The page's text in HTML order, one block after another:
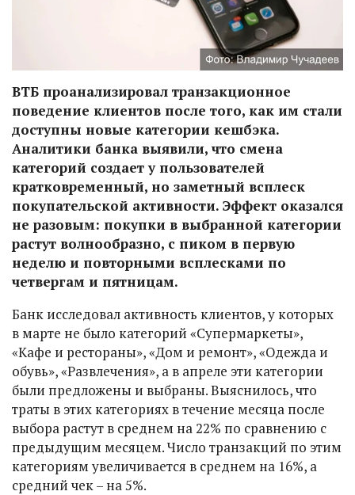
ВТБ проанализировал транзакционное
поведение клиентов после того, как им стали
доступны новые категории кешбэка.
Аналитики банка выявили, что смена
категорий создает у пользователей
кратковременный, но заметный всплеск
покупательской активности. Эффект оказался
не разовым: покупки в выбранной категории
растут волнообразно, с пиком в первую
неделю и повторными всплесками по
четвергам и пятницам.
Банк исследовал активность клиентов, у которых
в марте не было категорий «Супермаркеты»,
«Кафе и рестораны», «Дом и ремонт», «Одежда и
обувь», «Развлечения», а в апреле эти категории
были предложены и выбраны. Выяснилось, что
траты в этих категориях в течение месяца после
выбора растут в среднем на 22% по сравнению с
предыдущим месяцем. Число транзакций по этим
категориям увеличивается в среднем на 16%, а
средний чек – на 5%.